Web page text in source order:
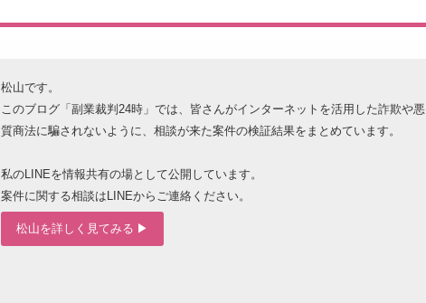
松山です。
このブログ「副業裁判24時」では、皆さんがインターネットを活用した詐欺や悪
質商法に騙されないように、相談が来た案件の検証結果をまとめています。
私のLINEを情報共有の場として公開しています。
案件に関する相談はLINEからご連絡ください。
松山を詳しく見てみる ▶︎